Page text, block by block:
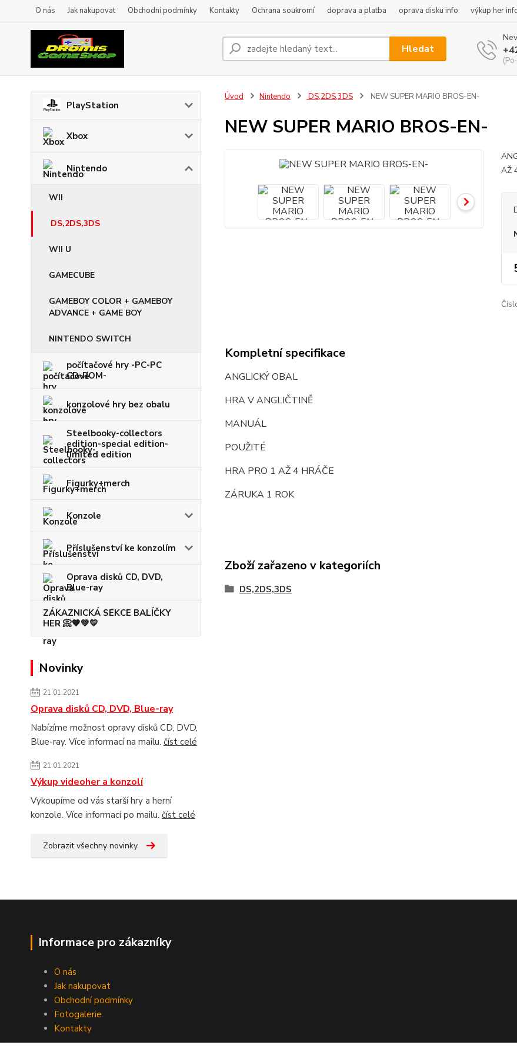
O nás Jak nakupovat Obchodní podmínky Kontakty Ochrana soukromí doprava a platba oprava disku info výkup her
Hledat
PlayStation
Xbox
Nintendo
WII
DS,2DS,3DS
WII U
GAMECUBE
GAMEBOY COLOR + GAMEBOY
ADVANCE + GAME BOY
NINTENDO SWITCH
počítačové hry -PC-PC
CD-ROM-
konzolové hry bez obalu
Steelbooky-collectors
edition-special edition-
limited edition
Figurky+merch
Konzole
Příslušenství ke konzolím
Oprava disků CD, DVD,
Blue-ray
ZÁKAZNICKÁ SEKCE BALÍČKY
HER 📀🧡💚💛
Novinky
21.01.2021
Oprava disků CD, DVD, Blue-ray
Nabízíme možnost opravy disků CD, DVD,
Blue-ray. Více informací na mailu. číst celé
21.01.2021
Výkup videoher a konzolí
Vykoupíme od vás starší hry a herní
konzole. Více informací po mailu. číst celé
Zobrazit všechny novinky
Úvod Nintendo DS,2DS,3DS NEW SUPER MARIO BROS-EN-
NEW SUPER MARIO BROS-EN-
AŽ
Kompletní specifikace
ANGLICKÝ OBAL
HRA V ANGLIČTINĚ
MANUÁL
POUŽITÉ
HRA PRO 1 AŽ 4 HRÁČE
ZÁRUKA 1 ROK
Zboží zařazeno v kategoriích
DS,2DS,3DS
Informace pro zákazníky
O nás
Jak nakupovat
Obchodní podmínky
Fotogalerie
Kontakty